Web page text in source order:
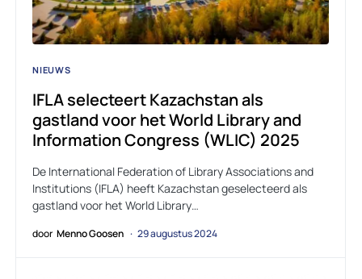
NIEUWS
IFLA selecteert Kazachstan als
gastland voor het World Library and
Information Congress (WLIC) 2025
De International Federation of Library Associations and
Institutions (IFLA) heeft Kazachstan geselecteerd als
gastland voor het World Library…
door Menno Goosen 29 augustus 2024